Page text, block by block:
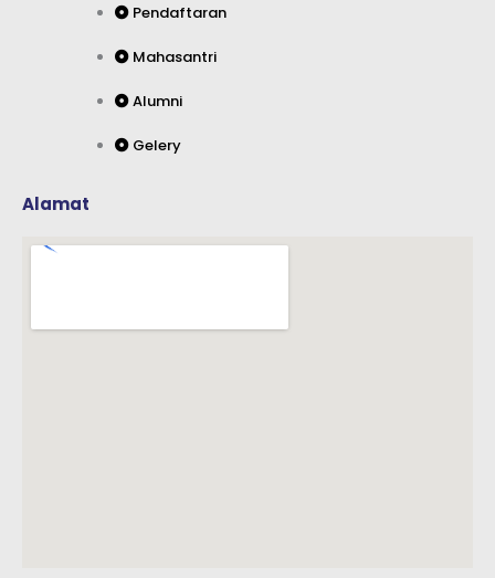
Pendaftaran
Mahasantri
Alumni
Gelery
Alamat